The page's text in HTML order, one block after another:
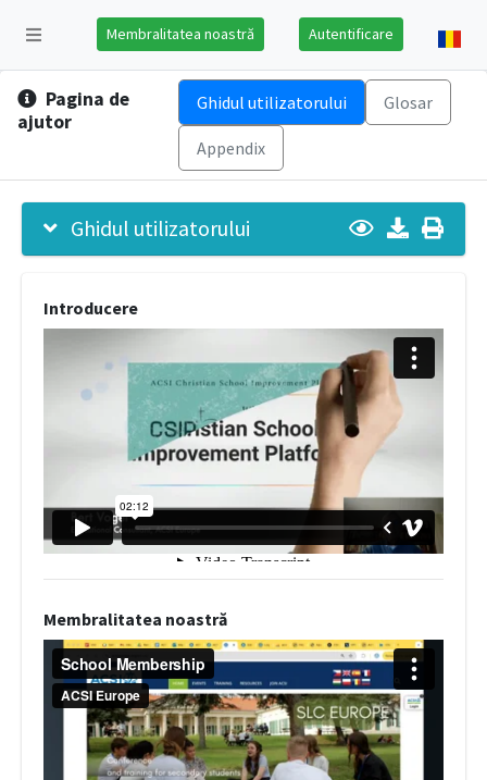
Membralitatea noastră Autentificare
Pagina de
ajutor
Ghidul utilizatorului Glosar
Appendix
Ghidul utilizatorului
Introducere
Membralitatea noastră